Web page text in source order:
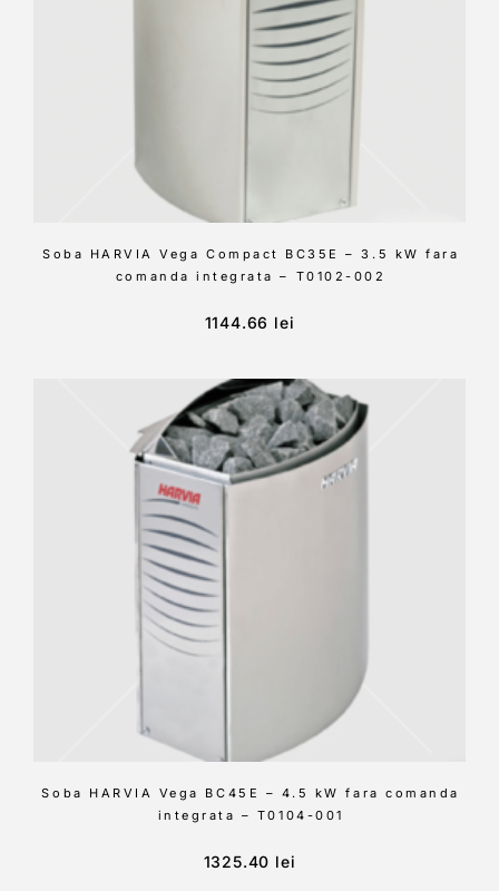
Soba HARVIA Vega Compact BC35E – 3.5 kW fara
comanda integrata – T0102-002
1144.66 lei
Soba HARVIA Vega BC45E – 4.5 kW fara comanda
integrata – T0104-001
1325.40 lei